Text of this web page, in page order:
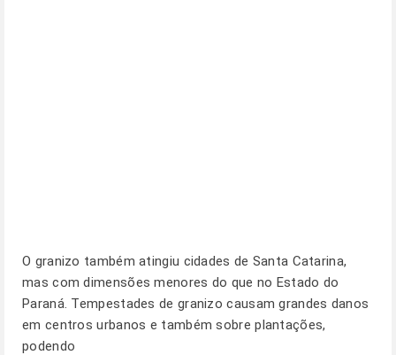
O granizo também atingiu cidades de Santa Catarina,
mas com dimensões menores do que no Estado do
Paraná. Tempestades de granizo causam grandes danos
em centros urbanos e também sobre plantações,
podendo